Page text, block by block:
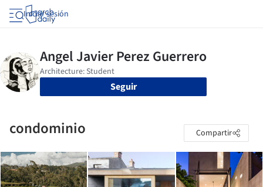
Iniciar sesión
Seguir
condominio Compartir